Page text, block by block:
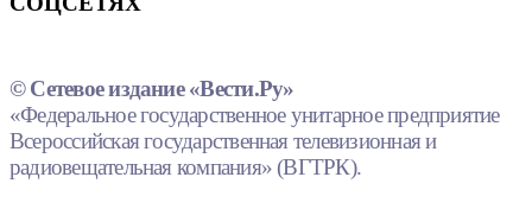
© Сетевое издание «Вести.Ру»
«Федеральное государственное унитарное предприятие
Всероссийская государственная телевизионная и
радиовещательная компания» (ВГТРК).